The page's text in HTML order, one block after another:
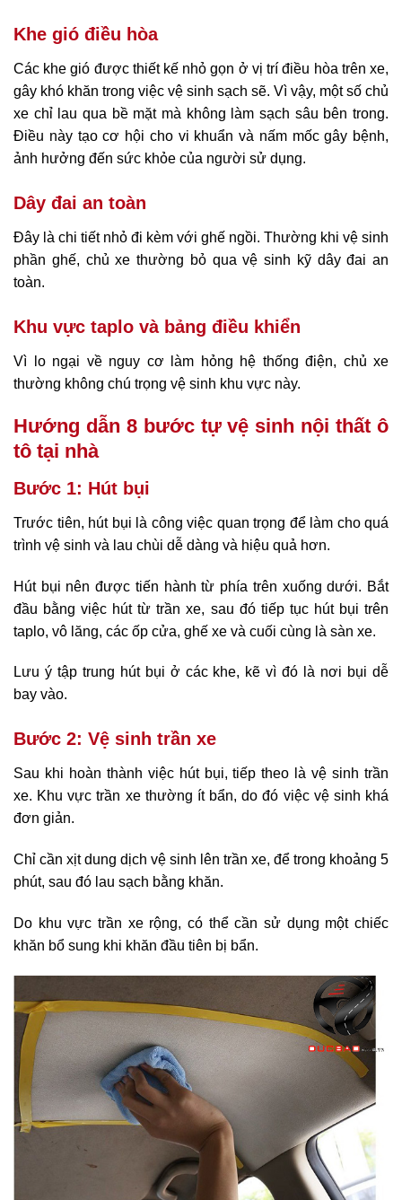
Khe gió điều hòa
Các khe gió được thiết kế nhỏ gọn ở vị trí điều hòa trên xe,
gây khó khăn trong việc vệ sinh sạch sẽ. Vì vậy, một số chủ
xe chỉ lau qua bề mặt mà không làm sạch sâu bên trong.
Điều này tạo cơ hội cho vi khuẩn và nấm mốc gây bệnh,
ảnh hưởng đến sức khỏe của người sử dụng.
Dây đai an toàn
Đây là chi tiết nhỏ đi kèm với ghế ngồi. Thường khi vệ sinh
phần ghế, chủ xe thường bỏ qua vệ sinh kỹ dây đai an
toàn.
Khu vực taplo và bảng điều khiển
Vì lo ngại về nguy cơ làm hỏng hệ thống điện, chủ xe
thường không chú trọng vệ sinh khu vực này.
Hướng dẫn 8 bước tự vệ sinh nội thất ô
tô tại nhà
Bước 1: Hút bụi
Trước tiên, hút bụi là công việc quan trọng để làm cho quá
trình vệ sinh và lau chùi dễ dàng và hiệu quả hơn.
Hút bụi nên được tiến hành từ phía trên xuống dưới. Bắt
đầu bằng việc hút từ trần xe, sau đó tiếp tục hút bụi trên
taplo, vô lăng, các ốp cửa, ghế xe và cuối cùng là sàn xe.
Lưu ý tập trung hút bụi ở các khe, kẽ vì đó là nơi bụi dễ
bay vào.
Bước 2: Vệ sinh trần xe
Sau khi hoàn thành việc hút bụi, tiếp theo là vệ sinh trần
xe. Khu vực trần xe thường ít bẩn, do đó việc vệ sinh khá
đơn giản.
Chỉ cần xịt dung dịch vệ sinh lên trần xe, để trong khoảng 5
phút, sau đó lau sạch bằng khăn.
Do khu vực trần xe rộng, có thể cần sử dụng một chiếc
khăn bổ sung khi khăn đầu tiên bị bẩn.